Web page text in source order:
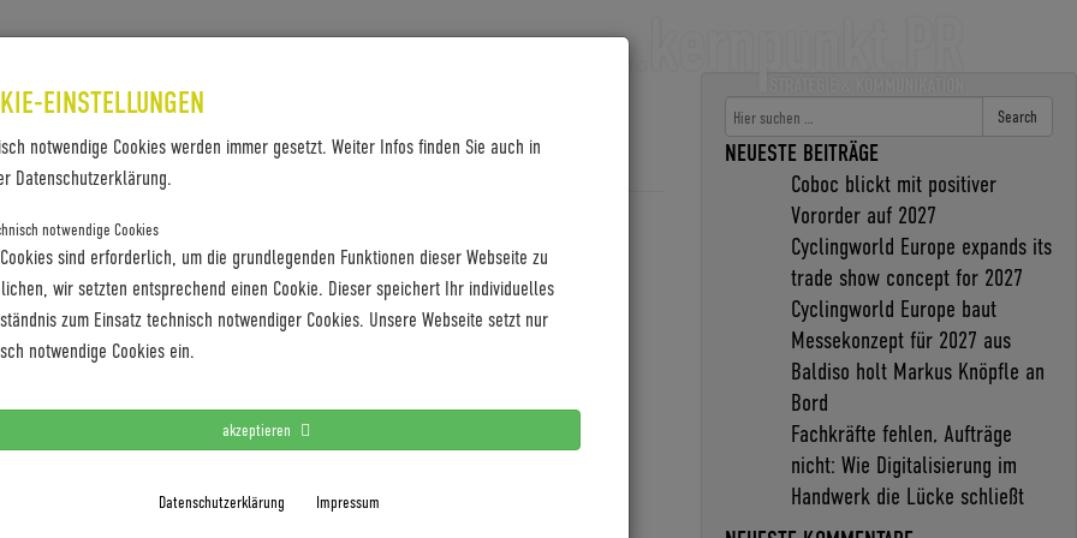
EINSTELLUNGEN
notwendige Cookies werden immer gesetzt. Weiter Infos finden Sie auch in
Datenschutzerklärung.
notwendige Cookies
sind erforderlich, um die grundlegenden Funktionen dieser Webseite zu
wir setzten entsprechend einen Cookie. Dieser speichert Ihr individuelles
zum Einsatz technisch notwendiger Cookies. Unsere Webseite setzt nur
notwendige Cookies ein.
akzeptieren
Datenschutzerklärung Impressum
Merano-XV_DMT-02
Search
NEUESTE BEITRÄGE
Coboc blickt mit positiver
Vororder auf 2027
Cyclingworld Europe expands its
trade show concept for 2027
Cyclingworld Europe baut
Messekonzept für 2027 aus
Baldiso holt Markus Knöpfle an
Bord
Fachkräfte fehlen, Aufträge
nicht: Wie Digitalisierung im
Handwerk die Lücke schließt